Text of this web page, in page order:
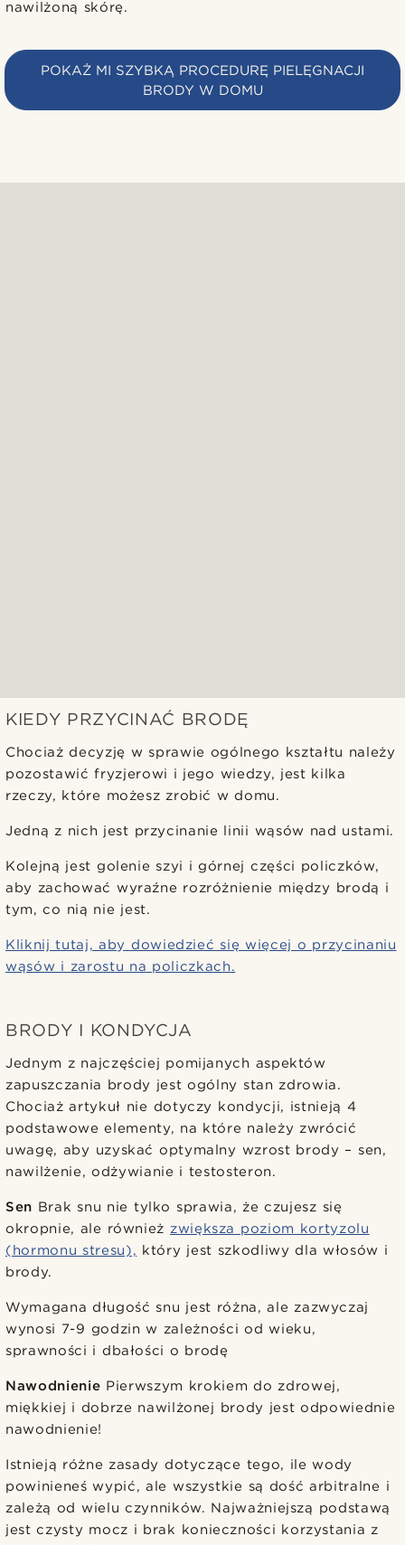
nawilżoną skórę.
POKAŻ MI SZYBKĄ PROCEDURĘ PIELĘGNACJI
BRODY W DOMU
KIEDY PRZYCINAĆ BRODĘ
Chociaż decyzję w sprawie ogólnego kształtu należy
pozostawić fryzjerowi i jego wiedzy, jest kilka
rzeczy, które możesz zrobić w domu.
Jedną z nich jest przycinanie linii wąsów nad ustami.
Kolejną jest golenie szyi i górnej części policzków,
aby zachować wyraźne rozróżnienie między brodą i
tym, co nią nie jest.
Kliknij tutaj, aby dowiedzieć się więcej o przycinaniu
wąsów i zarostu na policzkach.
BRODY I KONDYCJA
Jednym z najczęściej pomijanych aspektów
zapuszczania brody jest ogólny stan zdrowia.
Chociaż artykuł nie dotyczy kondycji, istnieją 4
podstawowe elementy, na które należy zwrócić
uwagę, aby uzyskać optymalny wzrost brody – sen,
nawilżenie, odżywianie i testosteron.
Sen Brak snu nie tylko sprawia, że czujesz się
okropnie, ale również zwiększa poziom kortyzolu
(hormonu stresu), który jest szkodliwy dla włosów i
brody.
Wymagana długość snu jest różna, ale zazwyczaj
wynosi 7-9 godzin w zależności od wieku,
sprawności i dbałości o brodę
Nawodnienie Pierwszym krokiem do zdrowej,
miękkiej i dobrze nawilżonej brody jest odpowiednie
nawodnienie!
Istnieją różne zasady dotyczące tego, ile wody
powinieneś wypić, ale wszystkie są dość arbitralne i
zależą od wielu czynników. Najważniejszą podstawą
jest czysty mocz i brak konieczności korzystania z